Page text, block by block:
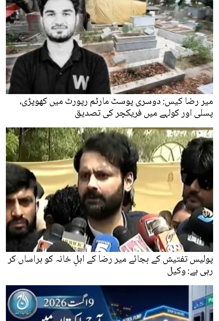
میر رضا کیس: دوسری پوسٹ مارٹم رپورٹ میں کھوپڑی،
پسلی اور کولہے میں فریکچر کی تصدیق
پولیس تفتیش کے بجائے میر رضا کے اہلِ خانہ کو ہراساں کر
رہی ہے: وکیل